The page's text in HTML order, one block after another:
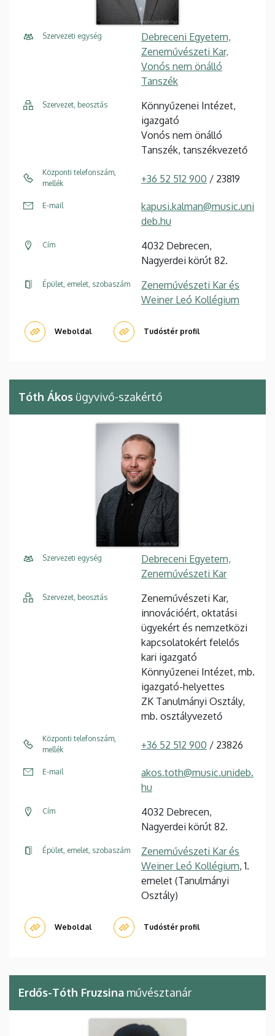
Szervezeti egység
Debreceni Egyetem,
Zeneművészeti Kar,
Vonós nem önálló
Tanszék
Szervezet, beosztás
Könnyűzenei Intézet,
igazgató
Vonós nem önálló
Tanszék, tanszékvezető
Központi telefonszám,
mellék
+36 52 512 900 / 23819
E-mail
kapusi.kalman@music.uni
deb.hu
Cím
4032 Debrecen,
Nagyerdei körút 82.
Épület, emelet, szobaszám
Zeneművészeti Kar és
Weiner Leó Kollégium
Weboldal Tudóstér profil
Tóth Ákos ügyvivő-szakértő
Szervezeti egység
Debreceni Egyetem,
Zeneművészeti Kar
Szervezet, beosztás
Zeneművészeti Kar,
innovációért, oktatási
ügyekért és nemzetközi
kapcsolatokért felelős
kari igazgató
Könnyűzenei Intézet, mb.
igazgató-helyettes
ZK Tanulmányi Osztály,
mb. osztályvezető
Központi telefonszám,
mellék
+36 52 512 900 / 23826
E-mail
akos.toth@music.unideb.
hu
Cím
4032 Debrecen,
Nagyerdei körút 82.
Épület, emelet, szobaszám
Zeneművészeti Kar és
Weiner Leó Kollégium, 1.
emelet (Tanulmányi
Osztály)
Weboldal Tudóstér profil
Erdős-Tóth Fruzsina művésztanár